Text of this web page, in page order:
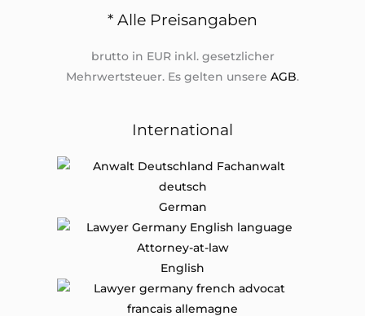
* Alle Preisangaben
brutto in EUR inkl. gesetzlicher
Mehrwertsteuer. Es gelten unsere AGB.
International
German
English